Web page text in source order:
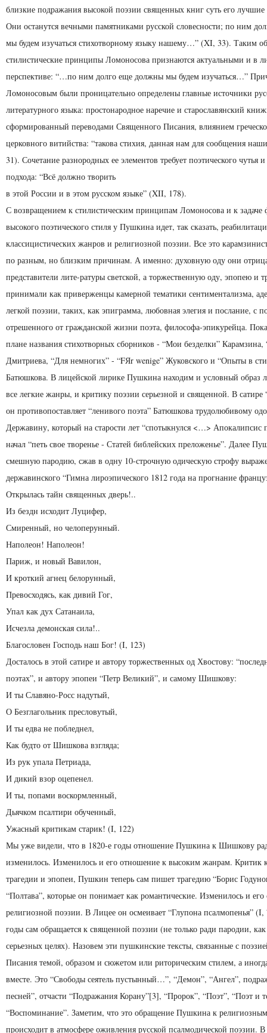
близкие подражания высокой поэзии священных книг суть его лучшие
Они останутся вечными памятниками русской словесности; по ним
мы будем изучаться стихотворному языку нашему…” (XI, 33). Таким
стилистические принципы Ломоносова признаются актуальными и в
перспективе: “…по ним долго еще должны мы будем изучаться…”
Ломоносовым были проницательно определены главные источники
литературного языка: простонародное наречие и старославянский
сформированный переводами Священного Писания, влиянием
церковного витийства: “такова стихия, данная нам для сообщения
31). Сочетание разнородных ее элементов требует поэтического чутья и
подхода: “Всё должно творить
в этой России и в этом русском языке” (XII, 178).
С возвращением к стилистическим принципам Ломоносова и к задаче
высокого поэтического стиля у Пушкина идет, так сказать,
классицистических жанров и религиозной поэзии. Все это
по разным, но близким причинам. А именно: духовную оду они
представители лите-ратуры светской, а торжественную оду, эпопею и
принимали как приверженцы камерной тематики сентиментализма,
легкой поэзии, таких, как эпиграмма, любовная элегия и послание, с
отрешенного от гражданской жизни поэта, философа-эпикурейца.
плане названия стихотворных сборников - “Мои безделки”
Дмитриева, “Для немногих” - “FЯr wenige” Жуковского и “Опыты в
Батюшкова. В лицейской лирике Пушкина находим и условный образ
все легкие жанры, и критику поэзии серьезной и священной. В
он противопоставляет “ленивого поэта” Батюшкова трудолюбивому
Державину, который на старости лет “спотыкнулся <…> Апокалипсис
начал “петь свое творенье - Статей библейских пре­ложенье”. Далее
смешную пародию, сжав в одну 10-строчную одическую строфу
державинского “Гимна лироэпического 1812 года на прогнание
Открылась тайн священных дверь!..
Из бездн исходит Луцифер,
Смиренный, но челоперунный.
Наполеон! Наполеон!
Париж, и новый Вавилон,
И кроткий агнец белорунный,
Превосходясь, как дивий Гог,
Упал как дух Сатанаила,
Исчезла демонская сила!..
Благословен Господь наш Бог! (I, 123)
Досталось в этой сатире и автору торжественных од Хвостову:
поэтах”, и автору эпопеи “Петр Великий”, и самому Шишкову:
И ты Славяно-Росс надутый,
О Безглагольник пресловутый,
И ты едва не побледнел,
Как будто от Шишкова взгляда;
Из рук упала Петриада,
И дикий взор оцепенел.
И ты, попами воскормленный,
Дьячком псалтири обученный,
Ужасный критикам старик! (I, 122)
Мы уже видели, что в 1820-е годы отношение Пушкина к Шишкову
изменилось. Изменилось и его отношение к высоким жанрам. Критик
трагедии и эпопеи, Пушкин теперь сам пишет трагедию “Борис
“Полтава”, которые он понимает как романтические. Изменилось и
религиозной поэзии. В Лицее он осмеивает “Глупона псалмопенья” (I,
годы сам обращается к священной поэзии (не только ради пародии,
серьезных целях). Назовем эти пушкинские тексты, связанные с
Писания темой, образом и сюжетом или риторическим стилем, а
вместе. Это “Свободы сеятель пустынный…”, “Демон”, “Ангел”,
песней”, отчасти “Подражания Корану”[3], “Пророк”, “Поэт”, “Поэт и
“Воспоминание”. Заметим, что это обращение Пушкина к
происходит в атмосфере оживления русской псалмодической поэзии.